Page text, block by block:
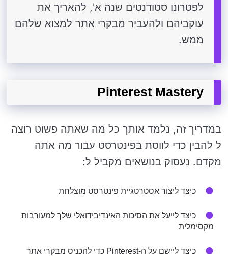
לפטרונו סטודנטים שנה א', להאריך את
עוקביהם ולהעביר מבקרי אתר למצוא שלהם
ממש.
Pinterest Mastery
במדריך זה, נלמד אותך כל מה שאתה פשוט רוצה
ל להבין כדי לווסת בפינטרסט עבור מה אתה
מקדם. נעסוק בנושאים מקביל ל:
כיצד ליצור אסטרטגיית פינטרסט מוצלחת
כיצד לייעל את הסיכות האינדיבידואלי שלך למעורבות
מקסימלית
כיצד ליישם על ה-Pinterest כדי להכניס מבקרי אתר